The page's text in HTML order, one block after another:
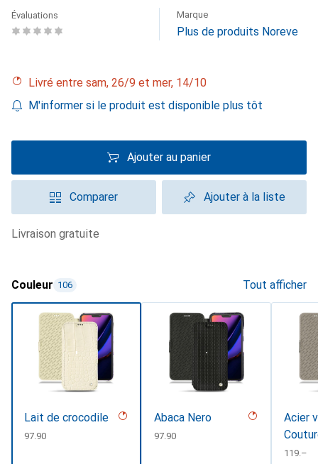
Évaluations Marque
Plus de produits Noreve
Livré entre sam, 26/9 et mer, 14/10
M'informer si le produit est disponible plus tôt
Ajouter au panier
Comparer Ajouter à la liste
livraison gratuite
Couleur 106 Tout afficher
Lait de crocodile
CHF
97.90
Abaca Nero
CHF
97.90
Acier
CHF
119.–